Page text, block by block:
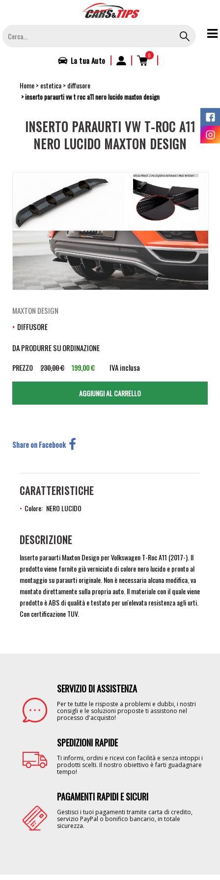
contenuto
principale
La tuaAuto | | 0 |
Home estetica diffusore
inserto paraurti vw t roc a11 nero lucido maxton design
INSERTO PARAURTI VW T-ROC A11
NERO LUCIDO MAXTON DESIGN
MAXTON DESIGN
DIFFUSORE
DA PRODURRE SU ORDINAZIONE
PREZZO 230,00 € 199,00 € IVA inclusa
Share on Facebook
CARATTERISTICHE
Colore NERO LUCIDO
DESCRIZIONE
Inserto paraurti Maxton Design per Volkswagen T-Roc A11 (2017-). Il
prodotto viene fornito già verniciato di colore nero lucido e pronto al
montaggio su paraurti originale. Non è necessaria alcuna modifica, va
montato direttamente sulla propria auto. Il materiale con il quale viene
prodotto è ABS di qualità e testato per un'elevata resistenza agli urti.
Con certificazione TUV.
SERVIZIO DI ASSISTENZA
Per te tutte le risposte a problemi e dubbi, i nostri
consigli e le soluzioni proposte ti assistono nel
processo d'acquisto!
SPEDIZIONI RAPIDE
Ti informi, ordini e ricevi con facilità e senza intoppi i
prodotti scelti. Il nostro obiettivo è farti guadagnare
tempo!
PAGAMENTI RAPIDI E SICURI
Gestisci i tuoi pagamenti tramite carta di credito,
servizio PayPal o bonifico bancario, in totale
sicurezza.